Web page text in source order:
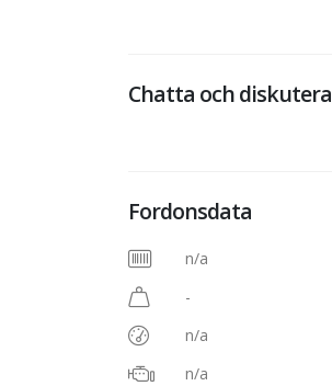
Chatta och diskutera
Fordonsdata
n/a
-
n/a
n/a